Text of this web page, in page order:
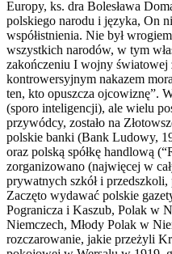
Europy, ks. dra Bolesława
polskiego narodu i języka, On
współistnienia. Nie był
wszystkich narodów, w tym
zakończeniu I wojny światowej
kontrowersyjnym nakazem
ten, kto opuszcza ojcowiznę”.
(sporo inteligencji), ale wielu
przywódcy, zostało na
polskie banki (Bank Ludowy,
oraz polską spółkę handlową
zorganizowano (najwięcej w
prywatnych szkół i
Zaczęto wydawać polskie
Pogranicza i Kaszub, Polak w
Niemczech, Młody Polak w
rozczarowanie, jakie przeżyli